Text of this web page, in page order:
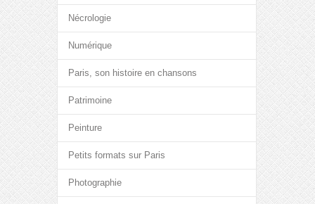
Nécrologie
Numérique
Paris, son histoire en chansons
Patrimoine
Peinture
Petits formats sur Paris
Photographie